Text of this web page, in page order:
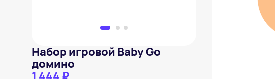
Набор игровой Baby Go
домино
1 444 ₽